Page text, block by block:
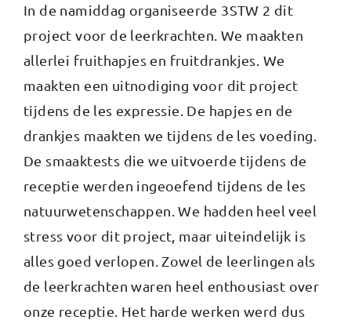
In de namiddag organiseerde 3STW 2 dit
project voor de leerkrachten. We maakten
allerlei fruithapjes en fruitdrankjes. We
maakten een uitnodiging voor dit project
tijdens de les expressie. De hapjes en de
drankjes maakten we tijdens de les voeding.
De smaaktests die we uitvoerde tijdens de
receptie werden ingeoefend tijdens de les
natuurwetenschappen. We hadden heel veel
stress voor dit project, maar uiteindelijk is
alles goed verlopen. Zowel de leerlingen als
de leerkrachten waren heel enthousiast over
onze receptie. Het harde werken werd dus